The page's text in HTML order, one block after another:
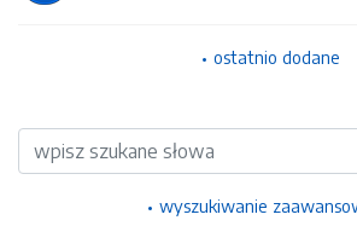
ostatnio dodane
Wyszukiwarka
wyszukiwanie